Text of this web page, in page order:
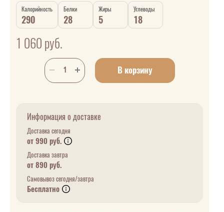
Калорийность
290
Белки
28
Жиры
5
Углеводы
18
1 060 руб.
В корзину
Информация о доставке
Доставка сегодня
от 990 руб.
Доставка завтра
от 890 руб.
Самовывоз сегодня/завтра
Бесплатно